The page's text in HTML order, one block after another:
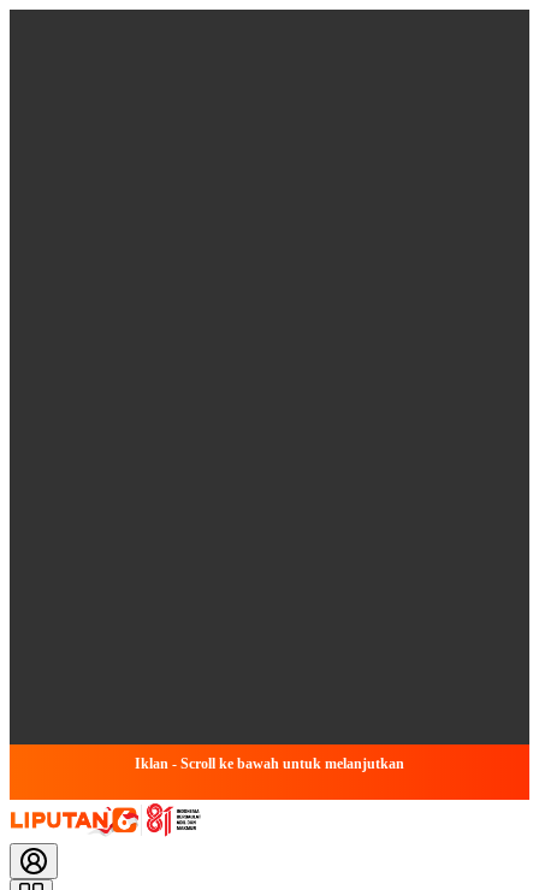
Iklan - Scroll ke bawah untuk melanjutkan